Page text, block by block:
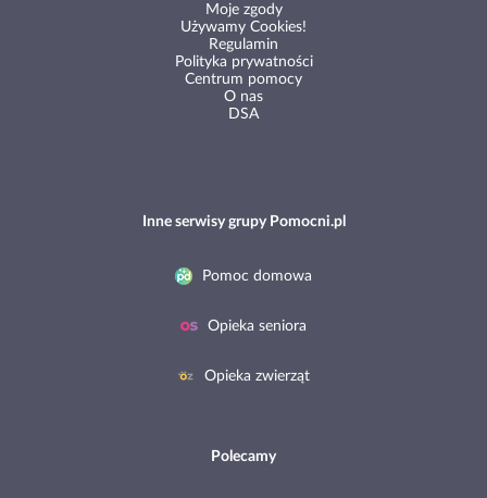
Moje zgody
Używamy Cookies!
Regulamin
Polityka prywatności
Centrum pomocy
O nas
DSA
Inne serwisy grupy Pomocni.pl
Pomoc domowa
Opieka seniora
Opieka zwierząt
Polecamy